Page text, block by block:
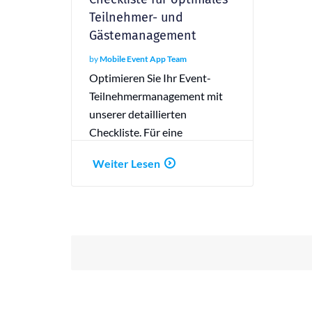
Teilnehmer- und
Gästemanagement
byMobile Event App Team
Optimieren Sie Ihr Event-
Teilnehmermanagement mit
unserer detaillierten
Checkliste. Für eine
Veranstaltungsplanung!
Weiter Lesen